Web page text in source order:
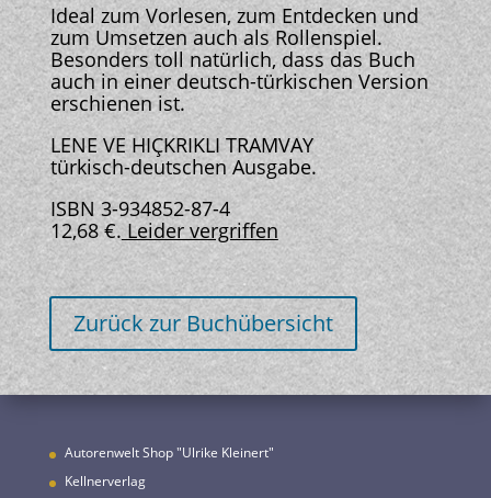
Ideal zum Vorlesen, zum Entdecken und
zum Umsetzen auch als Rollenspiel.
Besonders toll natürlich, dass das Buch
auch in einer deutsch-türkischen Version
erschienen ist.
LENE VE HIÇKRIKLI TRAMVAY
türkisch-deutschen Ausgabe.
ISBN 3-934852-87-4
12,68 €.Leider vergriffen
Zurück zur Buchübersicht
Autorenwelt Shop "Ulrike Kleinert"
Kellnerverlag